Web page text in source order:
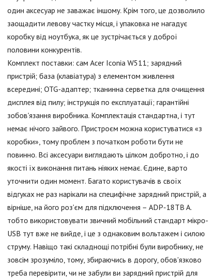
один аксесуар не заважає іншому. Крім того, це дозволило
заощадити левову частку місця, і упаковка не нагадує
коробку від ноутбука, як це зустрічається у доброї
половини конкурентів.
Комплект поставки: сам Acer Iconia W511; зарядний
пристрій; база (клавіатура) з елементом живлення
всередині; OTG-адаптер; тканинна серветка для очищення
дисплея від пилу; інструкція по експлуатації; гарантійні
зобов'язання виробника. Комплектація стандартна, і тут
немає нічого зайвого. Пристроєм можна користуватися «з
коробки», тому проблем з початком роботи бути не
повинно. Всі аксесуари виглядають цілком добротно, і до
якості їх виконання питань ніяких немає. Єдине, варто
уточнити один момент. Багато користувачів в своїх
відгуках не раз нарікали на специфічне зарядний пристрій, а
вірніше, на його роз'єм для підключення – ADP-18TB A.
тобто використовувати звичний мобільний стандарт мікро-
USB тут вже не вийде, і це з однаковим вольтажем і силою
струму. Навіщо такі складнощі потрібні були виробнику, не
зовсім зрозуміло, тому, збираючись в дорогу, обов'язково
треба перевірити, чи не забули ви зарядний пристрій для